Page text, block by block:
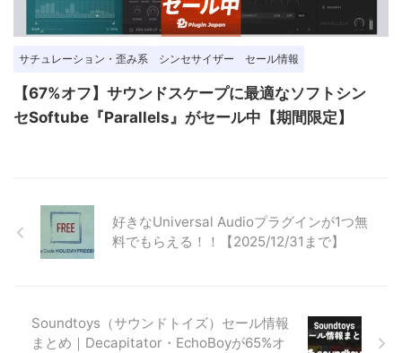
サチュレーション・歪み系 シンセサイザー セール情報
【67%オフ】サウンドスケープに最適なソフトシン
セSoftube『Parallels』がセール中【期間限定】
好きなUniversal Audioプラグインが1つ無
料でもらえる！！【2025/12/31まで】
Soundtoys（サウンドトイズ）セール情報
まとめ｜Decapitator・EchoBoyが65%オ